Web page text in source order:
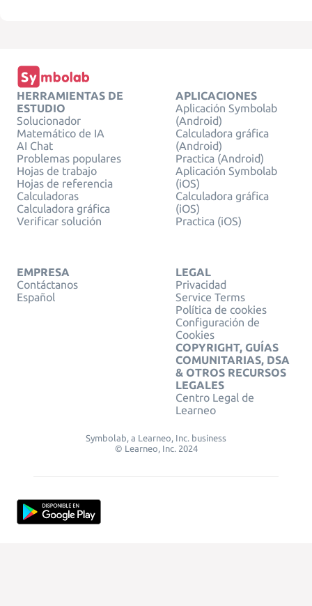
HERRAMIENTAS DE
ESTUDIO
Solucionador
Matemático de IA
AI Chat
Problemas populares
Hojas de trabajo
Hojas de referencia
Calculadoras
Calculadora gráfica
Verificar solución
APLICACIONES
Aplicación Symbolab
(Android)
Calculadora gráfica
(Android)
Practica (Android)
Aplicación Symbolab
(iOS)
Calculadora gráfica
(iOS)
Practica (iOS)
EMPRESA
Contáctanos
Español
LEGAL
Privacidad
Service Terms
Política de cookies
Configuración de
Cookies
COPYRIGHT, GUÍAS
COMUNITARIAS, DSA
& OTROS RECURSOS
LEGALES
Centro Legal de
Learneo
Symbolab, a Learneo, Inc. business
© Learneo, Inc. 2024